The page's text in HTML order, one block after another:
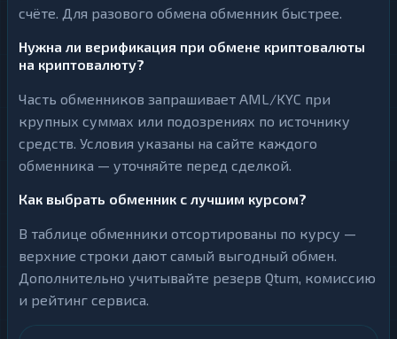
счёте. Для разового обмена обменник быстрее.
Нужна ли верификация при обмене криптовалюты
на криптовалюту?
Часть обменников запрашивает AML/KYC при
крупных суммах или подозрениях по источнику
средств. Условия указаны на сайте каждого
обменника — уточняйте перед сделкой.
Как выбрать обменник с лучшим курсом?
В таблице обменники отсортированы по курсу —
верхние строки дают самый выгодный обмен.
Дополнительно учитывайте резерв Qtum, комиссию
и рейтинг сервиса.